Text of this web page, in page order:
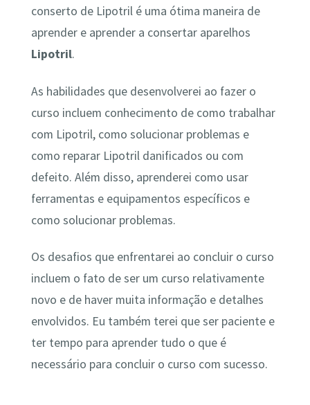
conserto de Lipotril é uma ótima maneira de
aprender e aprender a consertar aparelhos
Lipotril.
As habilidades que desenvolverei ao fazer o
curso incluem conhecimento de como trabalhar
com Lipotril, como solucionar problemas e
como reparar Lipotril danificados ou com
defeito. Além disso, aprenderei como usar
ferramentas e equipamentos específicos e
como solucionar problemas.
Os desafios que enfrentarei ao concluir o curso
incluem o fato de ser um curso relativamente
novo e de haver muita informação e detalhes
envolvidos. Eu também terei que ser paciente e
ter tempo para aprender tudo o que é
necessário para concluir o curso com sucesso.